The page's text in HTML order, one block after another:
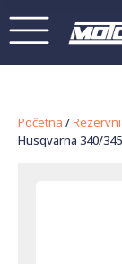
Početna /
Husqvarna 340/